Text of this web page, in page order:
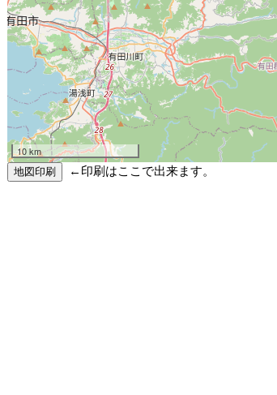
10 km
←印刷はここで出来ます。